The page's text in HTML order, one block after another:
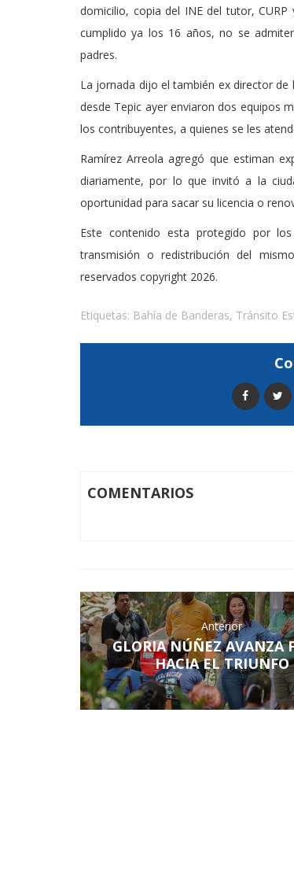
domicilio, copia del INE del tutor,
cumplido ya los 16 años, no se
padres.
La jornada dijo el también ex director de
desde Tepic ayer enviaron dos equipos
los contribuyentes, a quienes se les
Ramírez Arreola agregó que estiman
diariamente, por lo que invitó a la
oportunidad para sacar su licencia o
Este contenido esta protegido por
transmisión o redistribución del
reservados copyright 2026.
Etiquetas: Bahía de Banderas, Tránsito
COMENTARIOS
Anterior
GLORIA NÚÑEZ AVANZA
HACIA EL TRIUNFO